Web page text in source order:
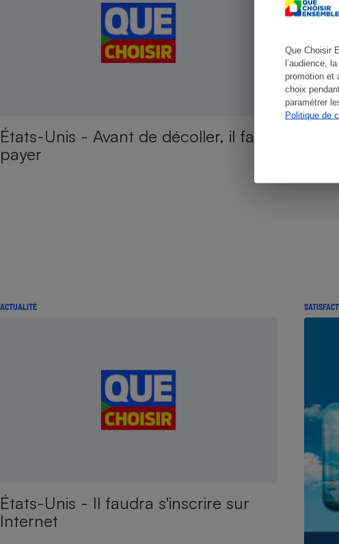
Que Choisir
l’audience,
promotion et
choix
paramétrer
Politique de
États-Unis - Avant de décoller, il faut
payer
ACTUALITÉ
États-Unis - Il faudra s'inscrire sur
Internet